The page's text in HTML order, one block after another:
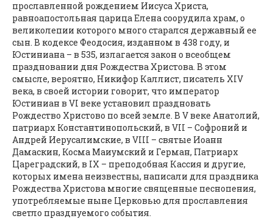
прославленной рождением Иисуса Христа,
равноапостольная царица Елена соорудила храм, о
великолепии которого много старался державный ее
сын. В кодексе Феодосия, изданном в 438 году, и
Юстиниана – в 535, излагается закон о всеобщем
праздновании дня Рождества Христова. В этом
смысле, вероятно, Никифор Каллист, писатель XIV
века, в своей истории говорит, что император
Юстиниан в VI веке установил праздновать
Рождество Христово по всей земле. В V веке Анатолий,
патриарх Константинопольский, в VII – Софроний и
Андрей Иерусалимские, в VIII – святые Иоанн
Дамаскин, Косма Маиумский и Герман, Патриарх
Цареградский, в IX – преподобная Кассия и другие,
которых имена неизвестны, написали для праздника
Рождества Христова многие священные песнопения,
употребляемые ныне Церковью для прославления
светло празднуемого события.